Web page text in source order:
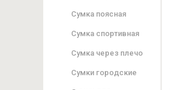
Сумка поясная
Сумка спортивная
Сумка через плечо
Сумки городские